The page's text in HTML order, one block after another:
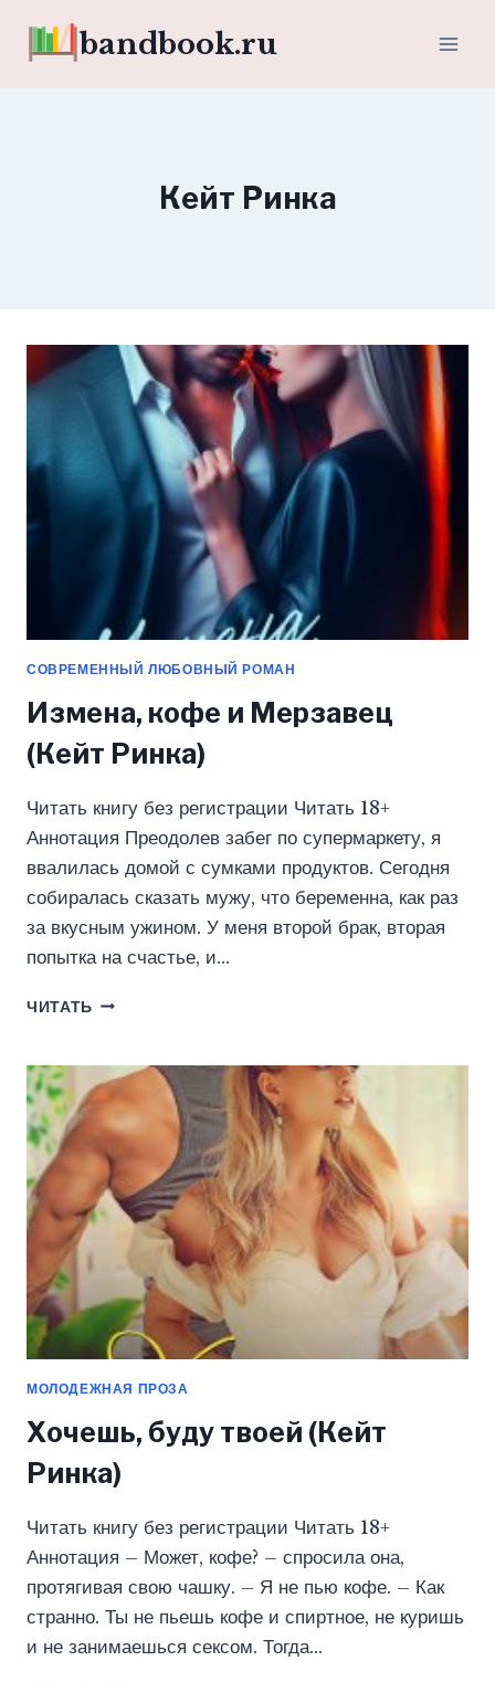
bandbook.ru
Кейт Ринка
СОВРЕМЕННЫЙ ЛЮБОВНЫЙ РОМАН
Измена, кофе и Мерзавец
(Кейт Ринка)
Читать книгу без регистрации Читать 18+
Аннотация Преодолев забег по супермаркету, я
ввалилась домой с сумками продуктов. Сегодня
собиралась сказать мужу, что беременна, как раз
за вкусным ужином. У меня второй брак, вторая
попытка на счастье, и…
ЧИТАТЬ ИЗМЕНА,
МЕРЗАВЕЦ
(КЕЙТ
РИНКА)
МОЛОДЕЖНАЯ ПРОЗА
Хочешь, буду твоей (Кейт
Ринка)
Читать книгу без регистрации Читать 18+
Аннотация – Может, кофе? – спросила она,
протягивая свою чашку. – Я не пью кофе. – Как
странно. Ты не пьешь кофе и спиртное, не куришь
и не занимаешься сексом. Тогда…